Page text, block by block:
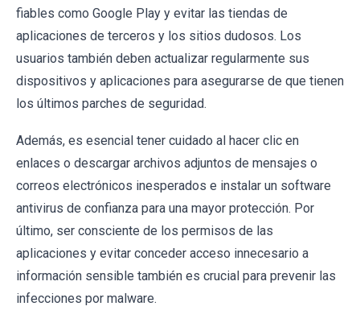
fiables como Google Play y evitar las tiendas de
aplicaciones de terceros y los sitios dudosos. Los
usuarios también deben actualizar regularmente sus
dispositivos y aplicaciones para asegurarse de que tienen
los últimos parches de seguridad.
Además, es esencial tener cuidado al hacer clic en
enlaces o descargar archivos adjuntos de mensajes o
correos electrónicos inesperados e instalar un software
antivirus de confianza para una mayor protección. Por
último, ser consciente de los permisos de las
aplicaciones y evitar conceder acceso innecesario a
información sensible también es crucial para prevenir las
infecciones por malware.